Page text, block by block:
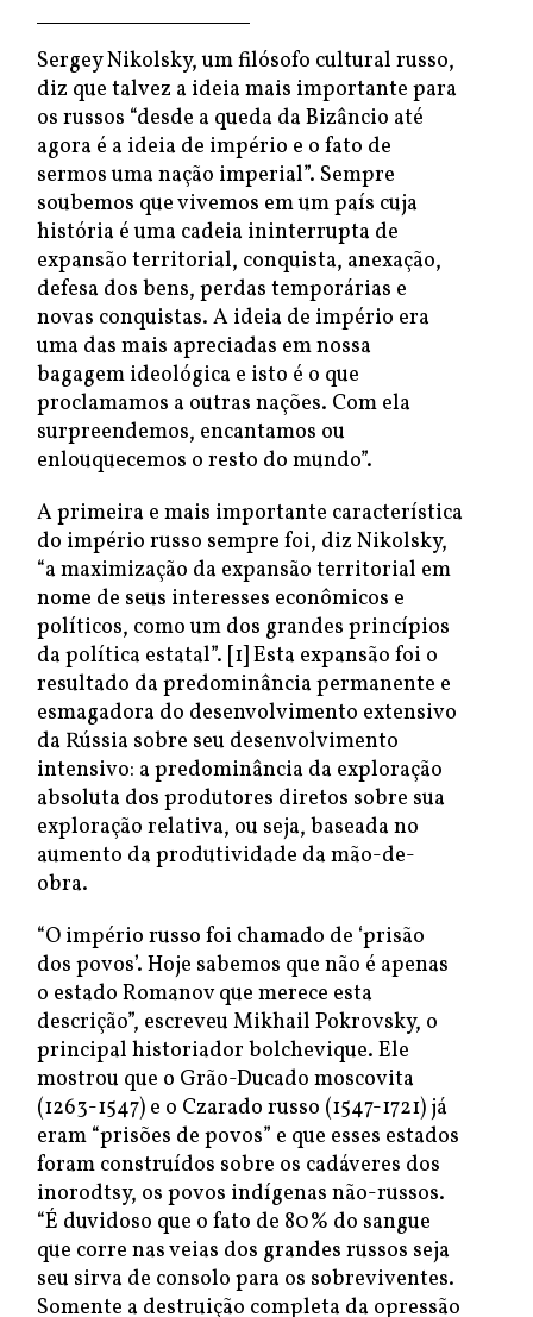
Sergey Nikolsky, um filósofo cultural russo,
diz que talvez a ideia mais importante para
os russos “desde a queda da Bizâncio até
agora é a ideia de império e o fato de
sermos uma nação imperial”. Sempre
soubemos que vivemos em um país cuja
história é uma cadeia ininterrupta de
expansão territorial, conquista, anexação,
defesa dos bens, perdas temporárias e
novas conquistas. A ideia de império era
uma das mais apreciadas em nossa
bagagem ideológica e isto é o que
proclamamos a outras nações. Com ela
surpreendemos, encantamos ou
enlouquecemos o resto do mundo”.
A primeira e mais importante característica
do império russo sempre foi, diz Nikolsky,
“a maximização da expansão territorial em
nome de seus interesses econômicos e
políticos, como um dos grandes princípios
da política estatal”. [1] Esta expansão foi o
resultado da predominância permanente e
esmagadora do desenvolvimento extensivo
da Rússia sobre seu desenvolvimento
intensivo: a predominância da exploração
absoluta dos produtores diretos sobre sua
exploração relativa, ou seja, baseada no
aumento da produtividade da mão-de-
obra.
“O império russo foi chamado de ‘prisão
dos povos’. Hoje sabemos que não é apenas
o estado Romanov que merece esta
descrição”, escreveu Mikhail Pokrovsky, o
principal historiador bolchevique. Ele
mostrou que o Grão-Ducado moscovita
(1263-1547) e o Czarado russo (1547-1721) já
eram “prisões de povos” e que esses estados
foram construídos sobre os cadáveres dos
inorodtsy, os povos indígenas não-russos.
“É duvidoso que o fato de 80% do sangue
que corre nas veias dos grandes russos seja
seu sirva de consolo para os sobreviventes.
Somente a destruição completa da opressão